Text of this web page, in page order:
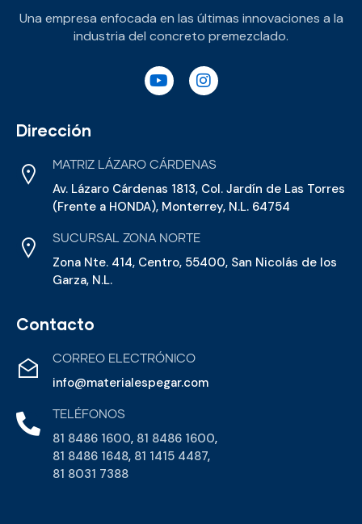
Una empresa enfocada en las últimas innovaciones a la
industria del concreto premezclado.
Dirección
MATRIZ LÁZARO CÁRDENAS
Av. Lázaro Cárdenas 1813, Col. Jardín de Las Torres
(Frente a HONDA), Monterrey, N.L. 64754
SUCURSAL ZONA NORTE
Zona Nte. 414, Centro, 55400, San Nicolás de los
Garza, N.L.
Contacto
CORREO ELECTRÓNICO
info@materialespegar.com
TELÉFONOS
81 8486 1600, 81 8486 1600,
81 8486 1648, 81 1415 4487,
81 8031 7388